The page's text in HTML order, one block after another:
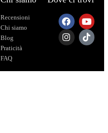
Recensioni
Chi siamo
Blog
Praticità
FAQ